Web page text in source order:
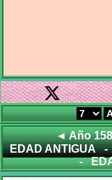
◄ Año
EDAD ANTIGUA -
-